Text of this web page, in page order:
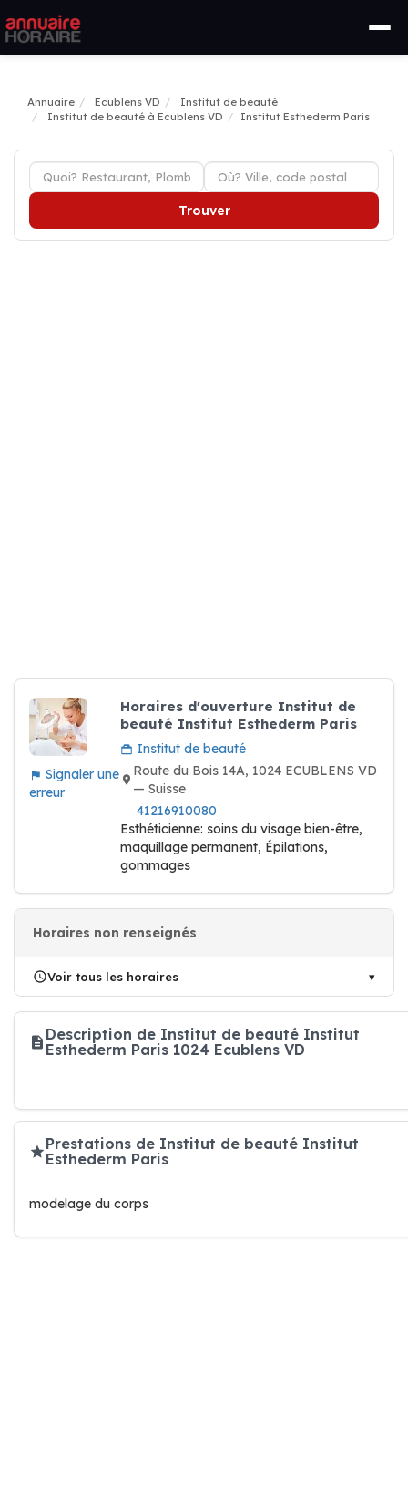
Annuaire Ecublens VD
Institut de beauté
Institut de beauté à Ecublens VD
Institut Esthederm Paris
Trouver
Signaler une
erreur
Horaires d'ouverture Institut de
beauté Institut Esthederm Paris
Institut de beauté
Route du Bois 14A, 1024 ECUBLENS VD
— Suisse
41216910080
Esthéticienne: soins du visage bien-être,
maquillage permanent, Épilations,
gommages
Horaires non renseignés
Voir tous les horaires
Description de Institut de beauté Institut
Esthederm Paris 1024 Ecublens VD
Prestations de Institut de beauté Institut
Esthederm Paris
modelage du corps